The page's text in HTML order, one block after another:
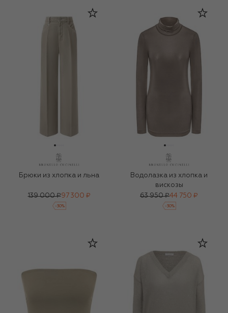
Брюки из хлопка и льна
139 000 ₽97 300 ₽
-30%
Водолазка из хлопка и
вискозы
63 950 ₽44 750 ₽
-30%